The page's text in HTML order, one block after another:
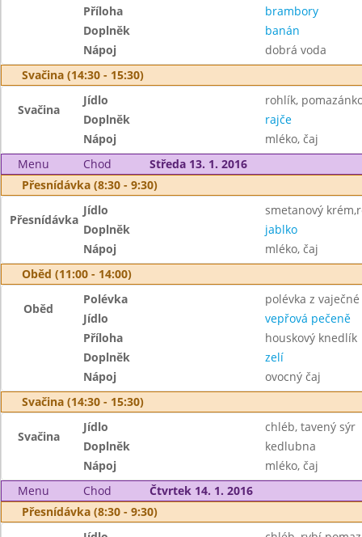
Příloha
brambory
Doplněk
banán
Nápoj
dobrá voda
Svačina (14:30 - 15:30)
Svačina
Jídlo
rohlík,
Doplněk
rajče
Nápoj
mléko, čaj
Menu
Chod
Středa 13. 1. 2016
Přesnídávka (8:30 - 9:30)
Přesnídávka
Jídlo
smetanový
Doplněk
jablko
Nápoj
mléko, čaj
Oběd (11:00 - 14:00)
Oběd
Polévka
polévka z
Jídlo
vepřová pečeně
Příloha
houskový knedlík
Doplněk
zelí
Nápoj
ovocný čaj
Svačina (14:30 - 15:30)
Svačina
Jídlo
chléb, tavený sýr
Doplněk
kedlubna
Nápoj
mléko, čaj
Menu
Chod
Čtvrtek 14. 1. 2016
Přesnídávka (8:30 - 9:30)